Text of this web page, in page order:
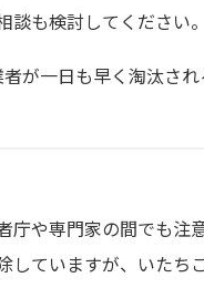
も検討してください。
が一日も早く淘汰さ
や専門家の間でも注
ていますが、いたち